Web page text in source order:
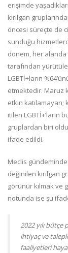
erişimde
kırılgan
öncesi süreçte de
sunduğu
dönem, her
tarafından
LGBTİ+ların
etmektedir. Maruz
etkin katılamayan;
itilen LGBTİ+’ların
gruplardan biri
ifade edildi.
Meclis
değinilen kırılgan
görünür kılmak ve
notunda ise şu
2022 yılı bütçe
ihtiyaç ve
faaliyetleri